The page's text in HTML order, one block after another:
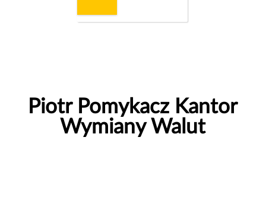
Piotr Pomykacz Kantor
Wymiany Walut